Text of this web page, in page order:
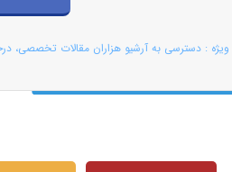
ویژه : دسترسی به آرشیو هزاران مقالات تخصصی،